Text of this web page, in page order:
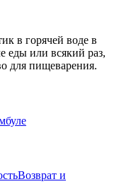
в горячей воде в
еды или всякий раз,
для пищеварения.
Возврат и